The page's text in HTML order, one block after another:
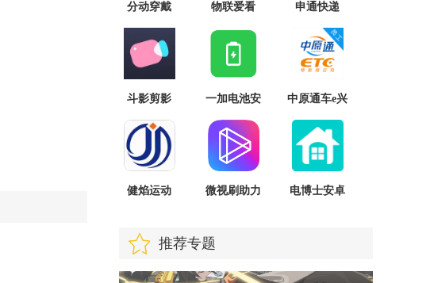
分动穿戴 物联爱看 申通快递
斗影剪影
一加电池安
中原通车e兴
健焰运动 微视刷助力
电博士安卓
推荐专题